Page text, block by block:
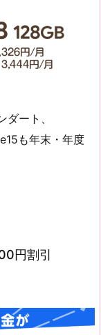
ート、
も年末・年度
円割引